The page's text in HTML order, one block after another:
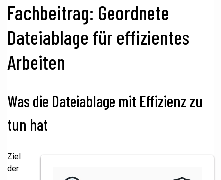
Fachbeitrag: Geordnete
Dateiablage für effizientes
Arbeiten
Was die Dateiablage mit Effizienz zu
tun hat
Ziel
der